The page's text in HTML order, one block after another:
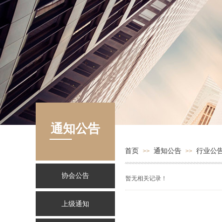
通知公告
首页 >> 通知公告 >> 行业公
协会公告 暂无相关记录！
上级通知